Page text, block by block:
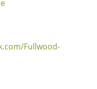
Fullwood-